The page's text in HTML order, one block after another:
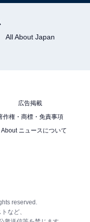
All About Japan
広告掲載
作権・商標・免責事項
About ニュースについて
reserved.
など、